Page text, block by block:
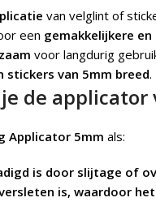
van velglint of
een gemakkelijkere
voor langdurig
stickers van 5mm breed.
de applicator
Applicator 5mm als:
is door slijtage of
is, waardoor